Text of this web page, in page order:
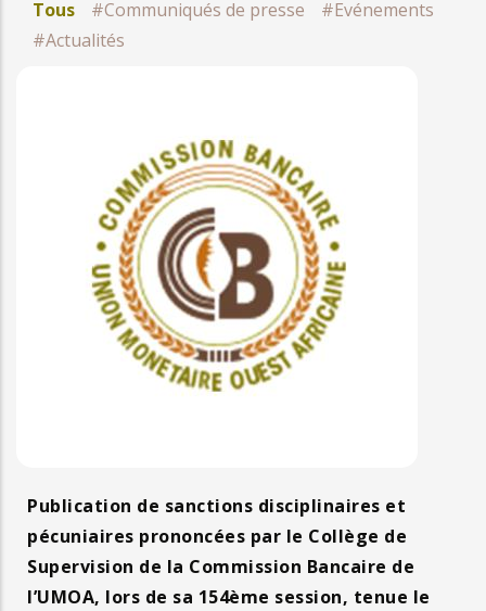
Tous #Communiqués de presse
#Evénements
#Actualités
Publication de sanctions disciplinaires et
pécuniaires prononcées par le Collège de
Supervision de la Commission Bancaire de
l’UMOA, lors de sa 154ème session, tenue le